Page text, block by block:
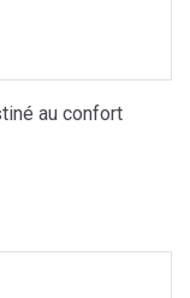
au confort